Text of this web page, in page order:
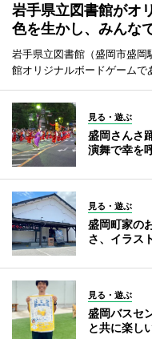
岩手県立図書館がオ
色を生かし、みんな
岩手県立図書館（盛岡市盛
館オリジナルボードゲームで
見る・遊ぶ
盛岡さんさ
演舞で幸を
見る・遊ぶ
盛岡町家の
さ、イラス
見る・遊ぶ
盛岡バスセ
と共に楽し